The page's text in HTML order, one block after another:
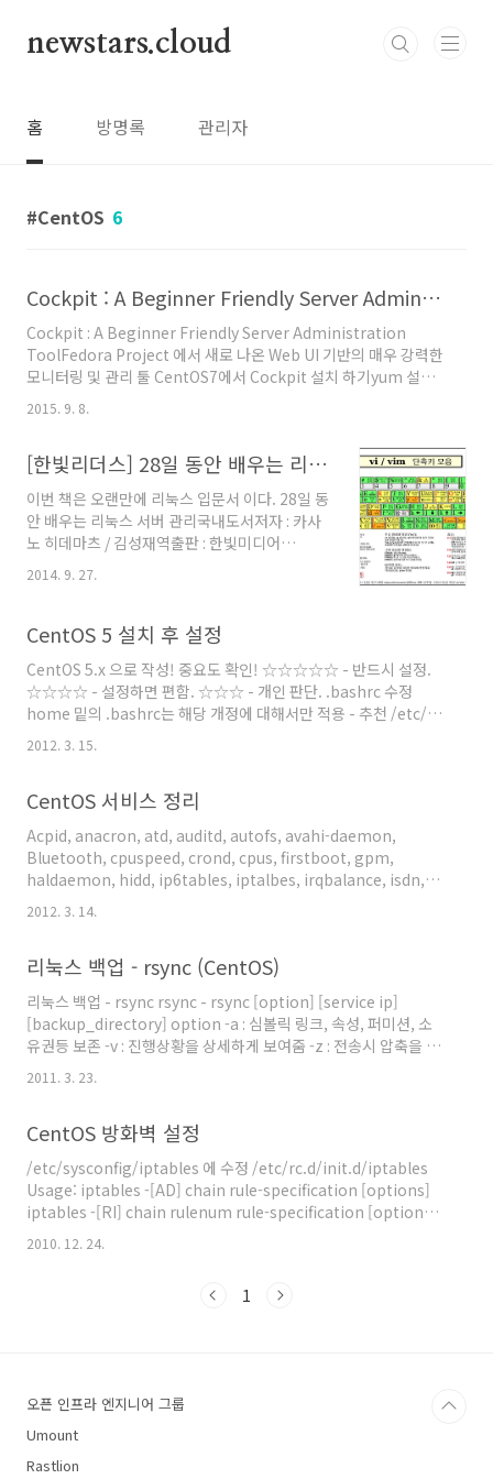
newstars.cloud
홈 방명록 관리자
CentOS 6
Cockpit : A Beginner Friendly Server Administration Tool
Cockpit : A Beginner Friendly Server Administration
ToolFedora Project 에서 새로 나온 Web UI 기반의 매우 강력한
모니터링 및 관리 툴 CentOS7에서 Cockpit 설치 하기yum 설치 :
yum install cockpit자동실행 등록 : systemctl enable
cockpit.socket방화벽 등록 : firewall-cmd --permanent --
zone=public --add-service=cockpit방화벽 재실행 : firewall-
cmd --reload방화벽 서비스 확인 : firewall-cmd --list-
services데몬시작 : systemctl start cockpit데몬재시작 :
systemctl daemon-..
2015. 9. 8.
[한빛리더스] 28일 동안 배우는 리눅스 서버 관리
이번 책은 오랜만에 리눅스 입문서 이다. 28일 동
안 배우는 리눅스 서버 관리국내도서저자 : 카사
노 히데마츠 / 김성재역출판 : 한빛미디어
2014.09.01상세보기 표지를 봐서는 누가 봐도
리눅스 책이다. 빨간 모자에, 펭귄까지!! 학부때
서버 운영관리를 10년가까이 하고 있는데,옛날
면, 우선 다른 리눅스 입문서와는 다르게서버 -
클라이언트, 네트워크 등일반적으로 필요한 서버
관련 기술 및 이론에 대한 개념부터 설명하고 시
작한다.그리고 서버를 설치하고 실제 윈도우에서
나로서는 아쉬운 점이 더 많은 책인듯 하다. 예
시..
2014. 9. 27.
CentOS 5 설치 후 설정
CentOS 5.x 으로 작성! 중요도 확인! ☆☆☆☆☆ - 반드시 설정.
☆☆☆☆ - 설정하면 편함. ☆☆☆ - 개인 판단. .bashrc 수정
home 밑의 .bashrc는 해당 개정에 대해서만 적용 - 추천 /etc/밑
에 있는 bashrc는 host의 전체 개정에 적용(root만 수정가능)
alias vi='vim' > vim은 에디터 사용시 색상으로 구분(☆☆☆☆)
(☆☆☆) .bashrc 적용 > $source .bashrc (enter) 또는 $.
chmod 700 /sbin/halt chmod 700 /sbin/poweroff ..
2012. 3. 15.
CentOS 서비스 정리
Acpid, anacron, atd, auditd, autofs, avahi-daemon,
Bluetooth, cpuspeed, crond, cpus, firstboot, gpm,
haldaemon, hidd, ip6tables, iptalbes, irqbalance, isdn,
kudzu, lvm2-monitor, mcstrans, mdmonitor,
messagebus, microcode_ctl, netfs, network, nfslock,
restorecond, rpcgssd, prcidmapd, sendmail, smartd,
sshd, syslog, xfs, yum-updatesd Auditd, autofs, cro..
2012. 3. 14.
리눅스 백업 - rsync (CentOS)
리눅스 백업 - rsync rsync - rsync [option] [service ip]
[backup_directory] option -a : 심볼릭 링크, 속성, 퍼미션, 소
유권등 보존 -v : 진행상황을 상세하게 보여줌 -z : 전송시 압축을 함
-u : 새로운 파일을 덮어쓰지 않음 --delete : 서버쪽에 없고 클라이
언트 쪽에만 있는 파일을 백업시 지움 --progress : sync내용을 퍼
---------------------------------------------------------------
-------- rsync 사용을 위한 설정 # rpm -qi rsync Name : rs..
2011. 3. 23.
CentOS 방화벽 설정
/etc/sysconfig/iptables 에 수정 /etc/rc.d/init.d/iptables
Usage: iptables -[AD] chain rule-specification [options]
iptables -[RI] chain rulenum rule-specification [options]
iptables -D chain rulenum [options] iptables -[LFZ]
[chain] [options] iptables -[NX] chain iptables -E old-
[options] iptables -h (print this help information)
2010. 12. 24.
1
오픈 인프라 엔지니어 그룹
Umount
Rastlion